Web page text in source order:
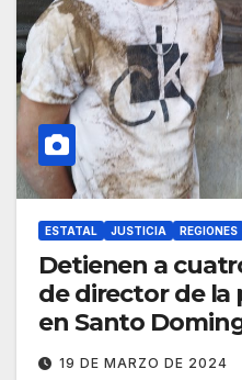
ESTATAL JUSTICIA REGIONES
Detienen a
de director de la
en Santo
19 DE MARZO DE 2024